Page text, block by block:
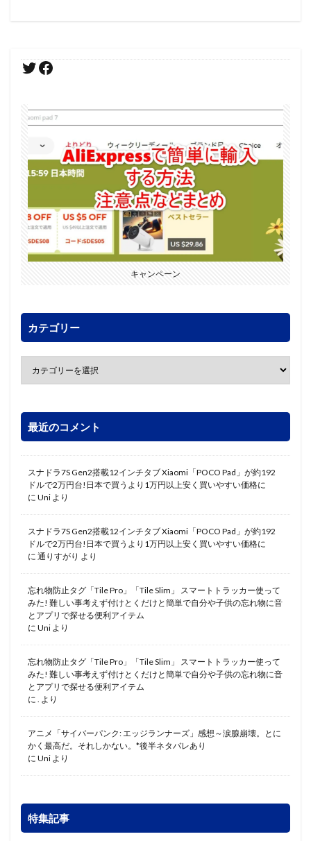
キャンペーン
カテゴリー
最近のコメント
スナドラ7S Gen2搭載12インチタブ Xiaomi「POCO Pad」が約192
ドルで2万円台!日本で買うより1万円以上安く買いやすい価格に
に Uni より
スナドラ7S Gen2搭載12インチタブ Xiaomi「POCO Pad」が約192
ドルで2万円台!日本で買うより1万円以上安く買いやすい価格に
に 通りすがり より
忘れ物防止タグ「Tile Pro」「Tile Slim」 スマートトラッカー使って
みた! 難しい事考えず付けとくだけと簡単で自分や子供の忘れ物に音
とアプリで探せる便利アイテム
に Uni より
忘れ物防止タグ「Tile Pro」「Tile Slim」 スマートトラッカー使って
みた! 難しい事考えず付けとくだけと簡単で自分や子供の忘れ物に音
とアプリで探せる便利アイテム
に
より
アニメ「サイバーパンク: エッジランナーズ」感想～涙腺崩壊。とに
かく最高だ。それしかない。*後半ネタバレあり
に Uni より
特集記事